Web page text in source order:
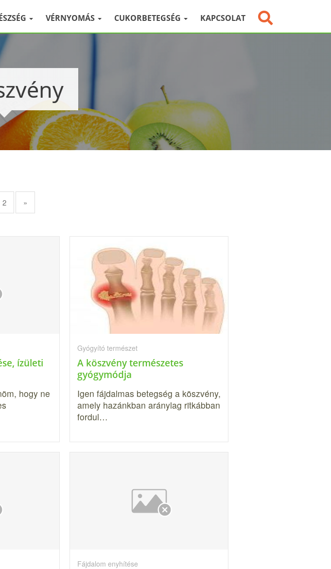
VÉRNYOMÁS CUKORBETEGSÉG KAPCSOLAT
2 »
ízületi
hogy ne
Gyógyító természet
A köszvény természetes
gyógymódja
Igen fájdalmas betegség a köszvény,
amely hazánkban aránylag ritkábban
fordul…
Fájdalom enyhítése